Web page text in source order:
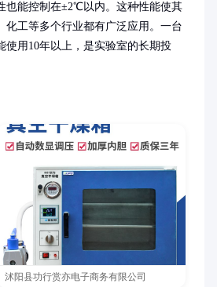
也能控制在±2℃以内。这种性能使其
化工等多个行业都有广泛应用。一台
使用10年以上，是实验室的长期投
沭阳县功行赏亦电子商务有限公司